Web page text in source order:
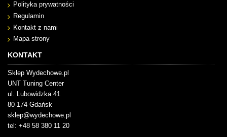
Polityka prywatności
Regulamin
Kontakt z nami
Mapa strony
KONTAKT
Sklep Wydechowe.pl
UNT Tuning Center
ul. Lubowidzka 41
80-174 Gdańsk
sklep@wydechowe.pl
tel: +48 58 380 11 20